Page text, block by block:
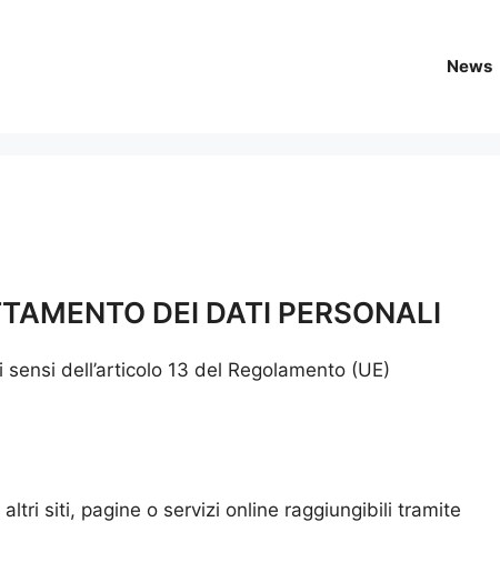
News
DEI DATI PERSONALI
dell’articolo 13 del Regolamento (UE)
siti, pagine o servizi online raggiungibili tramite